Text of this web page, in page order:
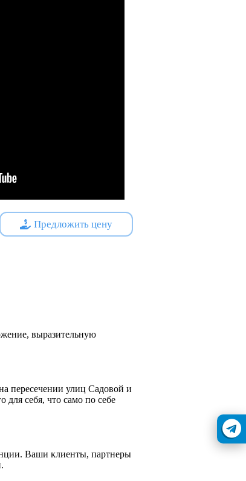
Предложить цену
выразительную
пересечении улиц Садовой и
для себя, что само по себе
Ваши клиенты, партнеры